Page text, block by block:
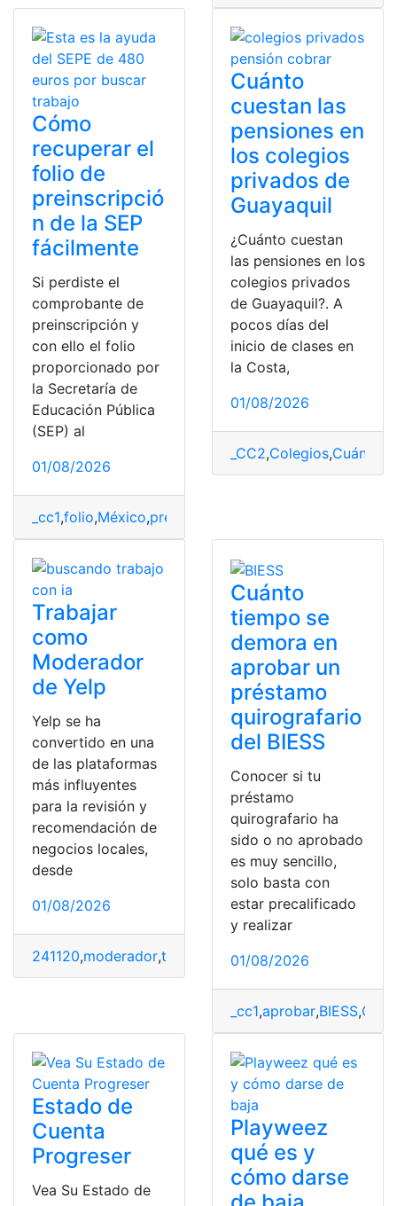
Cómo
recuperar el
folio de
preinscripció
n de la SEP
fácilmente
Si perdiste el
comprobante de
preinscripción y
con ello el folio
proporcionado por
la Secretaría de
Educación Pública
(SEP) al
01/08/2026
_cc1,folio,México,preinscripción
Cuánto
cuestan las
pensiones en
los colegios
privados de
Guayaquil
¿Cuánto cuestan
las pensiones en los
colegios privados
de Guayaquil?. A
pocos días del
inicio de clases en
la Costa,
01/08/2026
_CC2,Colegios,Cuánto
Trabajar
como
Moderador
de Yelp
Yelp se ha
convertido en una
de las plataformas
más influyentes
para la revisión y
recomendación de
negocios locales,
desde
01/08/2026
241120,moderador,trabajar Yelp
Cuánto
tiempo se
demora en
aprobar un
préstamo
quirografario
del BIESS
Conocer si tu
préstamo
quirografario ha
sido o no aprobado
es muy sencillo,
solo basta con
estar precalificado
y realizar
01/08/2026
_cc1,aprobar,BIESS,
Estado de
Cuenta
Progreser
Vea Su Estado de
Playweez
qué es y
cómo darse